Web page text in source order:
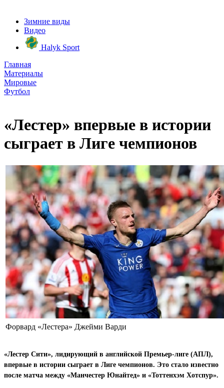
Зимние виды
Видео
Halyk Sport
Главная
Материалы
Мировые
Футбол
«Лестер» впервые в истории
сыграет в Лиге чемпионов
Форвард «Лестера» Джейми Варди
«Лестер Сити», лидирующий в английской Премьер-лиге (АПЛ),
впервые в истории сыграет в Лиге чемпионов. Это стало известно
после матча между «Манчестер Юнайтед» и «Тоттенхэм Хотспур».